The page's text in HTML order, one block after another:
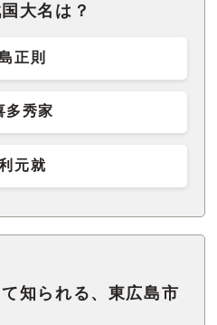
大名は？
正則
多秀家
元就
知られる、東広島市